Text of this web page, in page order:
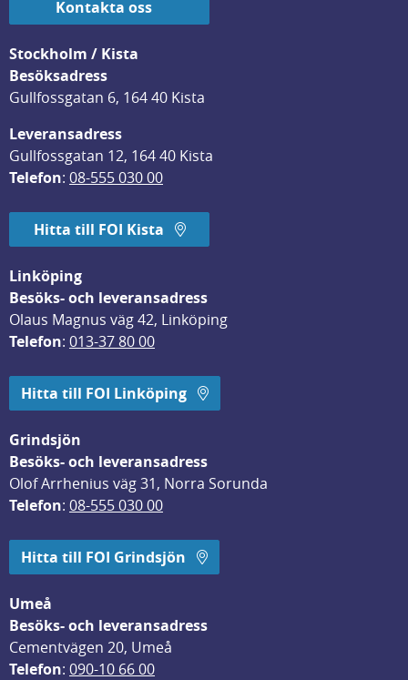
Kontakta oss
Stockholm / Kista
Besöksadress
Gullfossgatan 6, 164 40 Kista
Leveransadress
Gullfossgatan 12, 164 40 Kista
Telefon: 08-555 030 00
Hitta till FOI Kista
Linköping
Besöks- och leveransadress
Olaus Magnus väg 42, Linköping
Telefon: 013-37 80 00
Hitta till FOI Linköping
Grindsjön
Besöks- och leveransadress
Olof Arrhenius väg 31, Norra Sorunda
Telefon: 08-555 030 00
Hitta till FOI Grindsjön
Umeå
Besöks- och leveransadress
Cementvägen 20, Umeå
Telefon: 090-10 66 00